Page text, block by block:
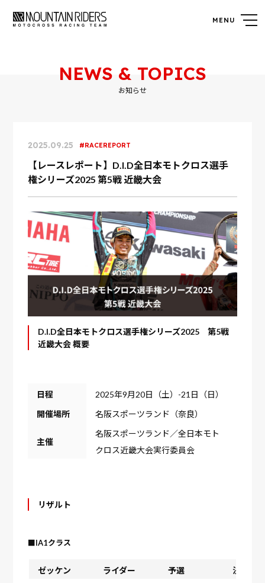
NEWS & TOPICS
お知らせ
2025.09.25 RACEREPORT
【レースレポート】D.I.D全日本モトクロス選手
権シリーズ2025 第5戦 近畿大会
D.I.D全日本モトクロス選手権シリーズ2025 第5戦
近畿大会 概要
日程
2025年9月20日（土）-21日（日）
開催場所
名阪スポーツランド（奈良）
主催
名阪スポーツランド／全日本モト
クロス近畿大会実行委員会
リザルト
■IA1クラス
ゼッケン ライダー 予選
決勝ヒ